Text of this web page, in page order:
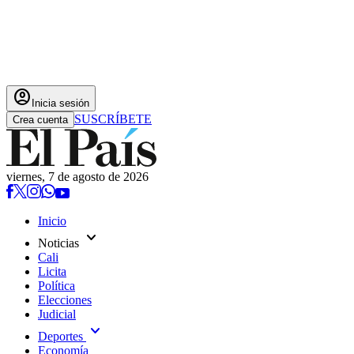
account_circle Inicia sesión
Crea cuenta SUSCRÍBETE
viernes, 7 de agosto de 2026
Inicio
Noticias expand_more
Cali
Licita
Política
Elecciones
Judicial
Deportes expand_more
Economía